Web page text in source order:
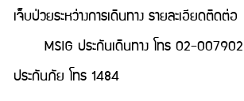
เจ็บป่วยระหว่างการเดินทาง รายละเอียดติดต่อ
MSIG ประกันเดินทาง โทร 02-
ประกันภัย โทร 1484